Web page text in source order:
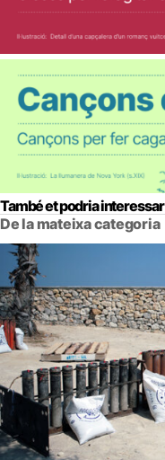
També et podria interessar
De la mateixa categoria